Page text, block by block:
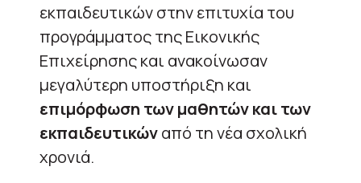
εκπαιδευτικών στην επιτυχία του
προγράμματος της Εικονικής
Επιχείρησης και ανακοίνωσαν
μεγαλύτερη υποστήριξη και
επιμόρφωση των μαθητών και των
εκπαιδευτικώναπό τη νέα σχολική
χρονιά.